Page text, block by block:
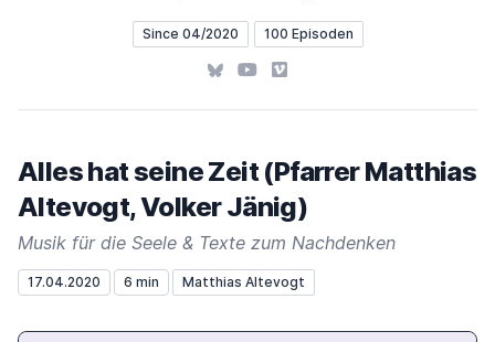
Since 04/2020 100 Episoden
BlueskyYouTube
Vimeo
Alles hat seine Zeit (Pfarrer Matthias
Altevogt, Volker Jänig)
Musik für die Seele & Texte zum Nachdenken
17.04.2020 6 min Matthias Altevogt